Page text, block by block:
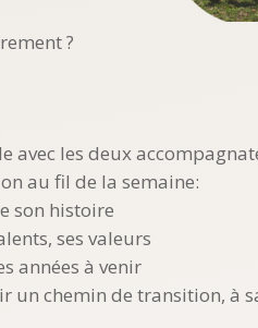
?
avec les deux
au fil de la semaine:
son histoire
ses valeurs
années à venir
un chemin de transition, à